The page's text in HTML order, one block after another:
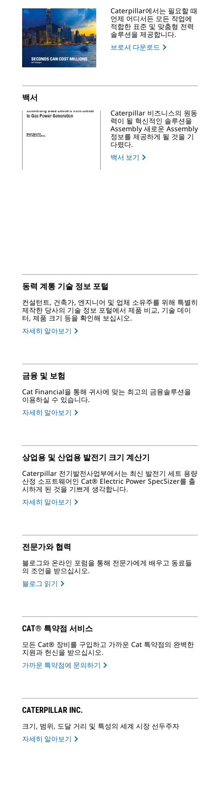
Caterpillar에서는 필요할 때
언제 어디서든 모든 작업에
적합한 표준 및 맞춤형 전력
솔루션을 제공합니다.
브로셔 다운로드
백서
Caterpillar 비즈니스의 원동
력이 될 혁신적인 솔루션을
Assembly 새로운 Assembly
정보를 제공하게 될 것을 기
다렸다.
백서 보기
동력 계통 기술 정보 포털
컨설턴트, 건축가, 엔지니어 및 업체 소유주를 위해 특별히
제작한 당사의 기술 정보 포털에서 제품 비교, 기술 데이
터, 제품 크기 등을 확인해 보십시오.
자세히 알아보기
금융 및 보험
Cat Financial을 통해 귀사에 맞는 최고의 금융솔루션을
이용하실 수 있습니다.
자세히 알아보기
상업용 및 산업용 발전기 크기 계산기
Caterpillar 전기발전사업부에서는 최신 발전기 세트 용량
산정 소프트웨어인 Cat® Electric Power SpecSizer를 출
시하게 된 것을 기쁘게 생각합니다.
자세히 알아보기
전문가와 협력
블로그와 온라인 포럼을 통해 전문가에게 배우고 동료들
의 조언을 받으십시오.
블로그 읽기
CAT® 특약점 서비스
모든 Cat® 장비를 구입하고 가까운 Cat 특약점의 완벽한
지원과 헌신을 받으십시오.
가까운 특약점에 문의하기
CATERPILLAR INC.
크기, 범위, 도달 거리 및 특성의 세계 시장 선두주자
자세히 알아보기